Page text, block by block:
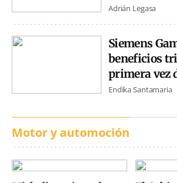
Adrián Legasa
Siemens
beneficios
primera vez
Endika Santamaria
Motor y automoción